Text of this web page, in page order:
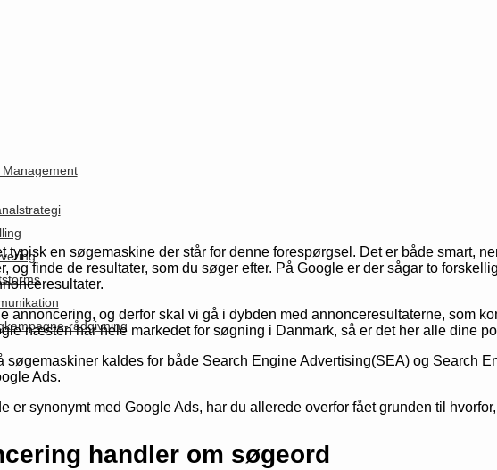
rådgivning
typisk en søgemaskine der står for denne forespørgsel. Det er både smart,
og finde de resultater, som du søger efter. På Google er der sågar to
annoncering, og derfor skal vi gå i dybden med annonceresultaterne, som
næsten har hele markedet for søgning i Danmark, så er det her alle dine
søgemaskiner kaldes for både Search Engine Advertising(SEA) og Search
Ads.
er synonymt med Google Ads, har du allerede overfor fået grunden til
handler om søgeord